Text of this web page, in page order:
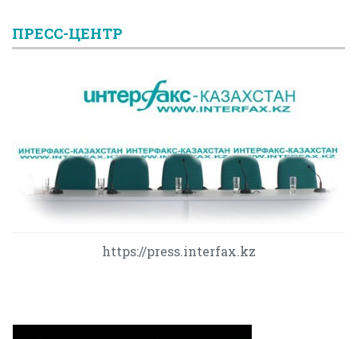
ПРЕСС-ЦЕНТР
https://press.interfax.kz